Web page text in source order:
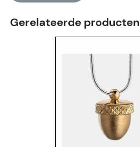
Gerelateerde producten